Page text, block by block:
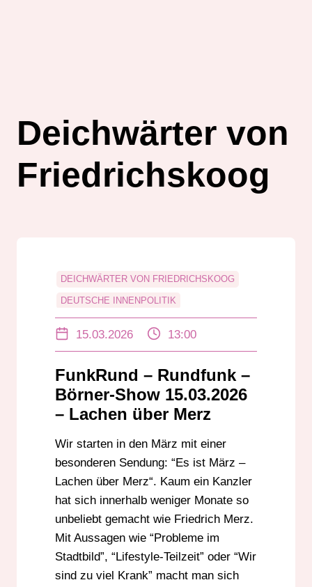
Deichwärter von
Friedrichskoog
DEICHWÄRTER VON FRIEDRICHSKOOG
DEUTSCHE INNENPOLITIK
DEUTSCHLANDPOLITIK
HUMOR HAT VORFAHRT HUMOR RADIO
KANZLERKRITIK KANZLERPARODIE
POLITISCHE KOMMENTARE
POLITISCHE SATIRE RADIOKOMÖDIE
SATIRE PODCAST SATIRE SENDUNG
15.03.2026 13:00
FunkRund – Rundfunk –
Börner-Show 15.03.2026
– Lachen über Merz
Wir starten in den März mit einer
besonderen Sendung: “Es ist März –
Lachen über Merz“. Kaum ein Kanzler
hat sich innerhalb weniger Monate so
unbeliebt gemacht wie Friedrich Merz.
Mit Aussagen wie “Probleme im
Stadtbild”, “Lifestyle-Teilzeit” oder “Wir
sind zu viel Krank” macht man sich